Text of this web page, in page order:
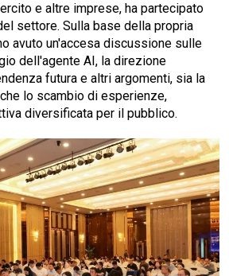
e altre imprese, ha partecipato
settore. Sulla base della propria
avuto un'accesa discussione sulle
dell'agente AI, la direzione
futura e altri argomenti, sia la
lo scambio di esperienze,
diversificata per il pubblico.